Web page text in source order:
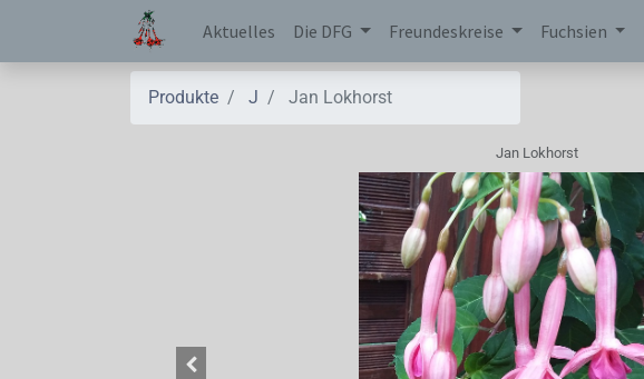
Aktuelles Die DFG Freundeskreise Fuchsien
Produkte J Jan Lokhorst
Jan Lokhorst